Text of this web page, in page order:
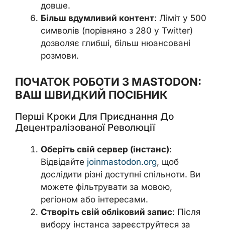
довше.
Більш вдумливий контент: Ліміт у 500
символів (порівняно з 280 у Twitter)
дозволяє глибші, більш нюансовані
розмови.
ПОЧАТОК РОБОТИ З MASTODON:
ВАШ ШВИДКИЙ ПОСІБНИК
Перші Кроки Для Приєднання До
Децентралізованої Революції
Оберіть свій сервер (інстанс):
Відвідайте joinmastodon.org, щоб
дослідити різні доступні спільноти. Ви
можете фільтрувати за мовою,
регіоном або інтересами.
Створіть свій обліковий запис: Після
вибору інстанса зареєструйтеся за